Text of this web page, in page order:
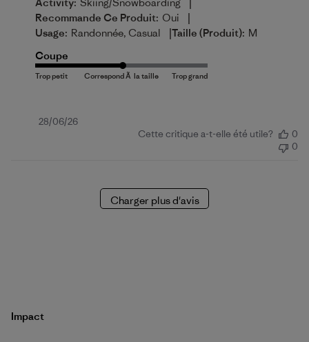
Recommande Ce Produit: Oui |
Usage: Randonnée, Casual |Taille (produit): M
Coupe
Date
28/06/26
Cette critique a-t-elle été utile?
0
0
Charger plus d'avis
Impact